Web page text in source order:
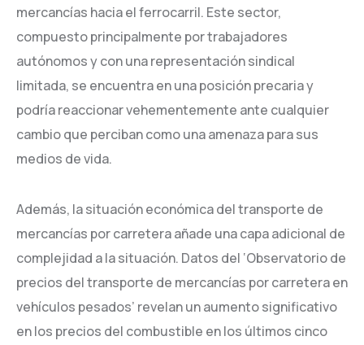
mercancías hacia el ferrocarril. Este sector,
compuesto principalmente por trabajadores
autónomos y con una representación sindical
limitada, se encuentra en una posición precaria y
podría reaccionar vehementemente ante cualquier
cambio que perciban como una amenaza para sus
medios de vida.
Además, la situación económica del transporte de
mercancías por carretera añade una capa adicional de
complejidad a la situación. Datos del ‘Observatorio de
precios del transporte de mercancías por carretera en
vehículos pesados’ revelan un aumento significativo
en los precios del combustible en los últimos cinco